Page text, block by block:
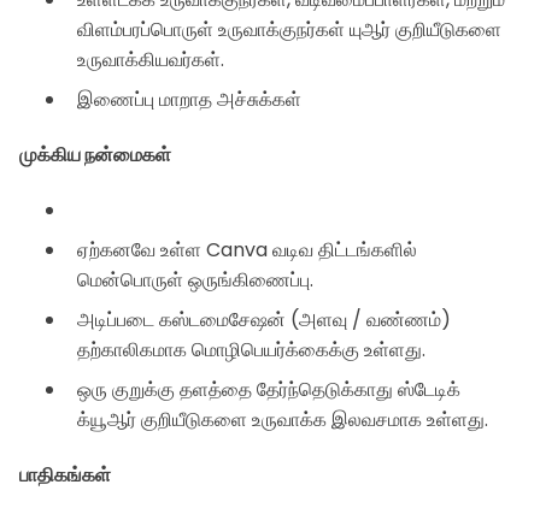
விளம்பரப்பொருள் உருவாக்குநர்கள் யுஆர் குறியீடுகளை
உருவாக்கியவர்கள்.
இணைப்பு மாறாத அச்சுக்கள்
முக்கிய நன்மைகள்
ஏற்கனவே உள்ள Canva வடிவ திட்டங்களில்
மென்பொருள் ஒருங்கிணைப்பு.
அடிப்படை கஸ்டமைசேஷன் (அளவு / வண்ணம்)
தற்காலிகமாக மொழிபெயர்க்கைக்கு உள்ளது.
ஒரு குறுக்கு தளத்தை தேர்ந்தெடுக்காது ஸ்டேடிக்
க்யூஆர் குறியீடுகளை உருவாக்க இலவசமாக உள்ளது.
பாதிகங்கள்